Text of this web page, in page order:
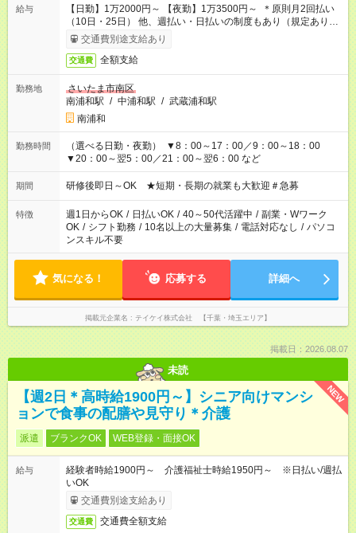
給与
【日勤】1万2000円～ 【夜勤】1万3500円～ ＊原則月2回払い
（10日・25日） 他、週払い・日払いの制度もあり（規定あり）
＃日収1万円以上
交通費別途支給あり
交通費 全額支給
勤務地
さいたま市南区
南浦和駅 / 中浦和駅 / 武蔵浦和駅
南浦和
勤務時間
（選べる日勤・夜勤） ▼8：00～17：00／9：00～18：00
▼20：00～翌5：00／21：00～翌6：00 など
期間 研修後即日～OK ★短期・長期の就業も大歓迎＃急募
特徴 週1日からOK / 日払いOK / 40～50代活躍中 / 副業・Wワーク
OK / シフト勤務 / 10名以上の大量募集 / 電話対応なし / パソコ
ンスキル不要
気になる！ 応募する 詳細へ
掲載元企業名 テイケイ株式会社 【千葉・埼玉エリア】
掲載日：2026.08.07
未読
NEW
【週2日＊高時給1900円～】シニア向けマンシ
ョンで食事の配膳や見守り＊介護
派遣 ブランクOK WEB登録・面接OK
給与
経験者時給1900円～ 介護福祉士時給1950円～ ※日払い/週払
いOK
交通費別途支給あり
交通費 交通費全額支給